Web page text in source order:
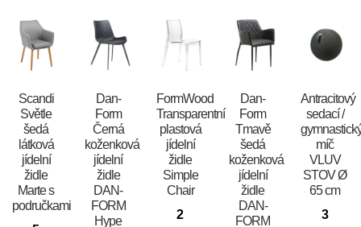
Scandi
Světle
šedá
látková
jídelní
židle
Marte s
područkami
​​​​​Dan-
Form
Černá
koženková
jídelní
židle
DAN-
FORM
Hype
FormWood
Transparentní
plastová
jídelní
židle
Simple
Chair
2
​​​​​Dan-
Form
Tmavě
šedá
koženková
jídelní
židle
DAN-
FORM
Antracitový
sedací /
míč
VLUV
STOV Ø
65 cm
3